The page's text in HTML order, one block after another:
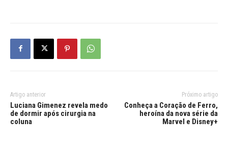
Artigo anterior
Luciana Gimenez revela medo
de dormir após cirurgia na
coluna
Próximo artigo
Conheça a Coração de Ferro,
heroína da nova série da
Marvel e Disney+